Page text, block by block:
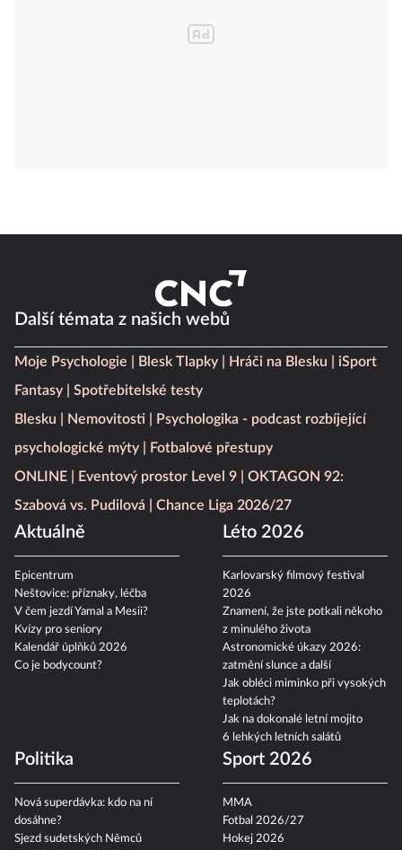
Další témata z našich webů
Moje Psychologie Blesk Tlapky Hráči na Blesku
iSport
Fantasy
Spotřebitelské testy
Blesku
Nemovitosti
Psychologika - podcast rozbíjející
psychologické mýty
Fotbalové přestupy
ONLINE
Eventový prostor Level 9
OKTAGON 92:
Szabová vs. Pudilová
Chance Liga 2026/27
Aktuálně
Epicentrum
Neštovice: příznaky, léčba
V čem jezdí Yamal a Mesii?
Kvízy pro seniory
Kalendář úplňků 2026
Co je bodycount?
Léto 2026
Karlovarský filmový festival
2026
Znamení, že jste potkali někoho
z minulého života
Astronomické úkazy 2026:
zatmění slunce a další
Jak obléci miminko při vysokých
teplotách?
Jak na dokonalé letní mojito
6 lehkých letních salátů
Politika
Nová superdávka: kdo na ní
dosáhne?
Sjezd sudetských Němců
Sport 2026
MMA
Fotbal 2026/27
Hokej 2026